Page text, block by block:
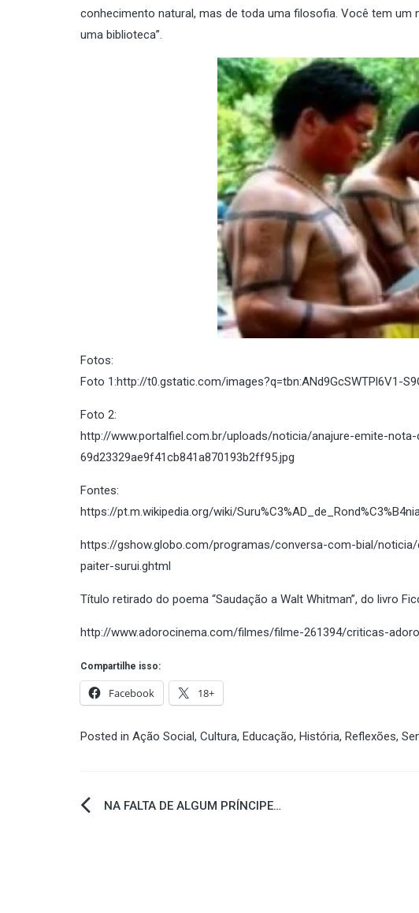
conhecimento natural, mas de toda uma filosofia. Você tem
uma biblioteca”.
Fotos:
Foto 1:http://t0.gstatic.com/images?q=tbn:ANd9GcSWTPl6V1-
Foto 2:
http://www.portalfiel.com.br/uploads/noticia/anajure-emite-
69d23329ae9f41cb841a870193b2ff95.jpg
Fontes:
https://pt.m.wikipedia.org/wiki/
https://gshow.globo.com/programas/conversa-com-bial/
paiter-surui.ghtml
Título retirado do poema “Saudação a Walt Whitman”, do livro
http://www.adorocinema.com/filmes/filme-261394/criticas-
Compartilhe isso:
Facebook 18+
Posted in Ação Social, Cultura, Educação, História, Reflexões,
Navegação
NA FALTA DE ALGUM PRÍNCIPE…